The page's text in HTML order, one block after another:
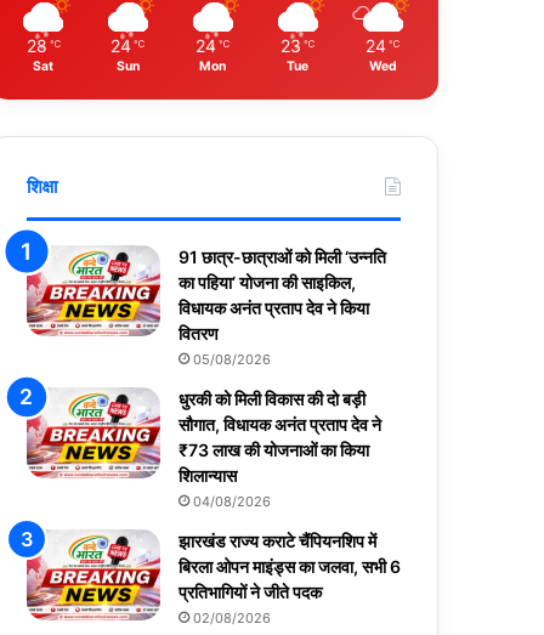
28 ℃
Sat
24 ℃
Sun
24 ℃
Mon
23 ℃
Tue
24 ℃
Wed
शिक्षा
91 छात्र-छात्राओं को मिली ‘उन्नति
का पहिया’ योजना की साइकिल,
विधायक अनंत प्रताप देव ने किया
वितरण
05/08/2026
धुरकी को मिली विकास की दो बड़ी
सौगात, विधायक अनंत प्रताप देव ने
₹73 लाख की योजनाओं का किया
शिलान्यास
04/08/2026
झारखंड राज्य कराटे चैंपियनशिप में
बिरला ओपन माइंड्स का जलवा, सभी 6
प्रतिभागियों ने जीते पदक
02/08/2026